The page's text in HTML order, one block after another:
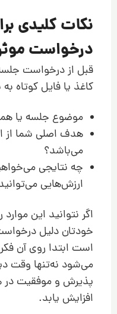
نکات کلیدی
درخواست
قبل از درخواست
کاغذ یا فایل کوتاه
موضوع جلسه یا
هدف اصلی شما از
می‌باشد؟
چه نتایجی
ارزش‌هایی
اگر نتوانید این
خودتان دلیل
است ابتدا روی آن
می‌شود نه‌تنها وقت
پذیرش و موفقیت در
افزایش یابد.